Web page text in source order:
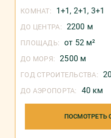
КОМНАТ: 1+1, 2+1, 3+1
ДО ЦЕНТРА: 2200 м
ПЛОЩАДЬ: от 52 м²
ДО МОРЯ: 2500 м
ГОД СТРОИТЕЛЬСТВА:
ДО АЭРОПОРТА: 40 км
ПОСМОТРЕТЬ